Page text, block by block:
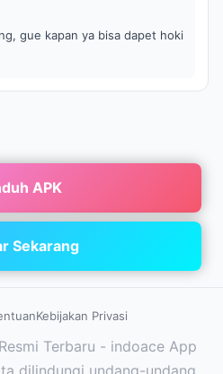
gue kapan ya bisa dapet hoki
APK
Sekarang
Kebijakan Privasi
Terbaru - indoace App
dilindungi undang-undang.